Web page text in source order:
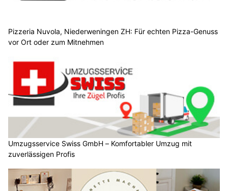
Pizzeria Nuvola, Niederweningen ZH: Für echten Pizza-Genuss
vor Ort oder zum Mitnehmen
Umzugsservice Swiss GmbH – Komfortabler Umzug mit
zuverlässigen Profis